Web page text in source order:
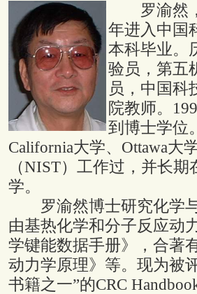
罗渝然，
年进入中国
本科毕业。
验员，第五
员，中国科
院教师。
到博士学位
California大学、Ottawa大
（NIST）工作过，并长
学。
罗渝然博士研究化学与
由基热化学和分子反应动
学键能数据手册》，合著
动力学原理》等。现为被
书籍之一”的CRC